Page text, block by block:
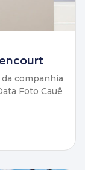
companhia
Foto Cauê